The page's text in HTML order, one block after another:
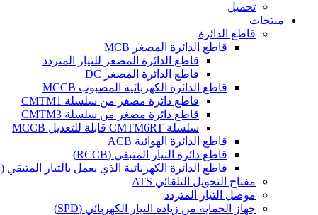
تحميل
منتجات
قاطع الدائرة
قاطع الدائرة المصغر MCB
قاطع الدائرة المصغر للتيار المتردد
قاطع الدائرة المصغر DC
قاطع الدائرة الكهربائية المصبوب MCCB
قاطع دائرة مصغر من سلسلة CMTM1
قاطع دائرة مصغر من سلسلة CMTM3
سلسلة CMTM6RT قابلة للتعديل MCCB
قاطع الدائرة الهوائية ACB
قاطع دائرة التيار المتبقي (RCCB)
قاطع الدائرة الكهربائية الذي يعمل بالتيار المتبقي (RCBO)
مفتاح التحويل التلقائي ATS
موصل التيار المتردد
جهاز الحماية من زيادة التيار الكهربائي (SPD)